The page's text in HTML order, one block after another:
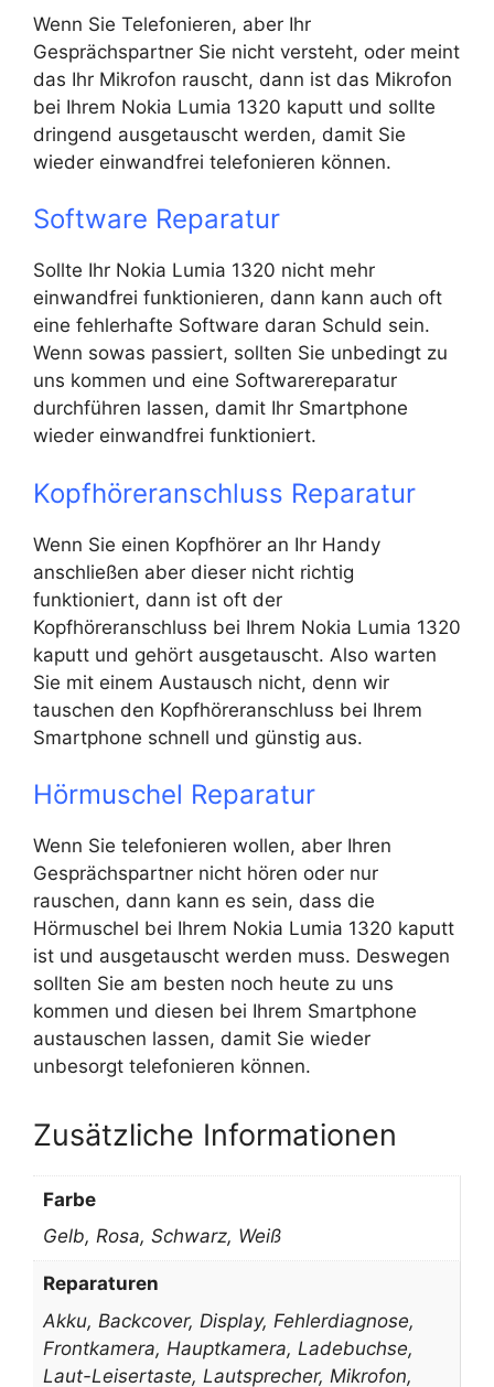
Wenn Sie Telefonieren, aber Ihr
Gesprächspartner Sie nicht versteht, oder meint
das Ihr Mikrofon rauscht, dann ist das Mikrofon
bei Ihrem Nokia Lumia 1320 kaputt und sollte
dringend ausgetauscht werden, damit Sie
wieder einwandfrei telefonieren können.
Software Reparatur
Sollte Ihr Nokia Lumia 1320 nicht mehr
einwandfrei funktionieren, dann kann auch oft
eine fehlerhafte Software daran Schuld sein.
Wenn sowas passiert, sollten Sie unbedingt zu
uns kommen und eine Softwarereparatur
durchführen lassen, damit Ihr Smartphone
wieder einwandfrei funktioniert.
Kopfhöreranschluss Reparatur
Wenn Sie einen Kopfhörer an Ihr Handy
anschließen aber dieser nicht richtig
funktioniert, dann ist oft der
Kopfhöreranschluss bei Ihrem Nokia Lumia 1320
kaputt und gehört ausgetauscht. Also warten
Sie mit einem Austausch nicht, denn wir
tauschen den Kopfhöreranschluss bei Ihrem
Smartphone schnell und günstig aus.
Hörmuschel Reparatur
Wenn Sie telefonieren wollen, aber Ihren
Gesprächspartner nicht hören oder nur
rauschen, dann kann es sein, dass die
Hörmuschel bei Ihrem Nokia Lumia 1320 kaputt
ist und ausgetauscht werden muss. Deswegen
sollten Sie am besten noch heute zu uns
kommen und diesen bei Ihrem Smartphone
austauschen lassen, damit Sie wieder
unbesorgt telefonieren können.
Zusätzliche Informationen
Farbe
Gelb, Rosa, Schwarz, Weiß
Reparaturen
Akku, Backcover, Display, Fehlerdiagnose,
Frontkamera, Hauptkamera, Ladebuchse,
Laut-Leisertaste, Lautsprecher, Mikrofon,